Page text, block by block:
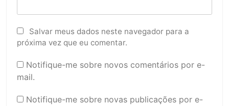
Salvar meus dados neste navegador para a
próxima vez que eu comentar.
Notifique-me sobre novos comentários por e-
mail.
Notifique-me sobre novas publicações por e-